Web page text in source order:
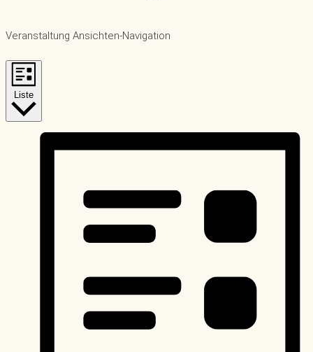
Veranstaltung Ansichten-Navigation
Liste